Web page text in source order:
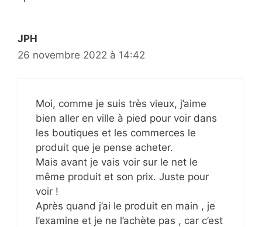
JPH
26 novembre 2022 à 14:42
Moi, comme je suis très vieux, j’aime
bien aller en ville à pied pour voir dans
les boutiques et les commerces le
produit que je pense acheter.
Mais avant je vais voir sur le net le
même produit et son prix. Juste pour
voir !
Après quand j’ai le produit en main , je
l’examine et je ne l’achète pas , car c’est